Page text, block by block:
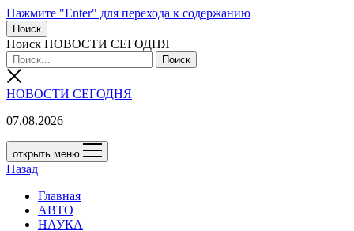
Нажмите "Enter" для перехода к содержанию
Поиск
Поиск НОВОСТИ СЕГОДНЯ
НОВОСТИ СЕГОДНЯ
07.08.2026
открыть меню
Назад
Главная
АВТО
НАУКА